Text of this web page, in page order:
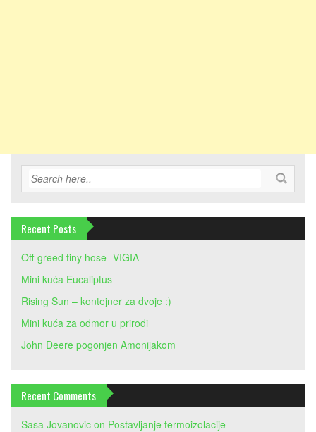
Recent Posts
Off-greed tiny hose- VIGIA
Mini kuća Eucaliptus
Rising Sun – kontejner za dvoje :)
Mini kuća za odmor u prirodi
John Deere pogonjen Amonijakom
Recent Comments
Sasa Jovanovic on Postavljanje termoizolacije